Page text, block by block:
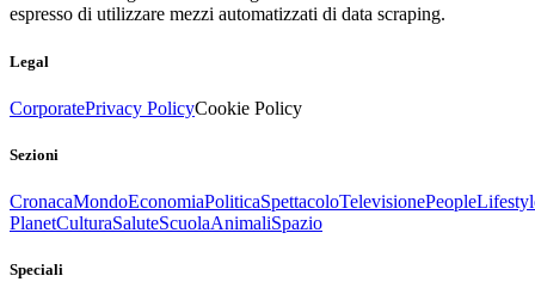
espresso di utilizzare mezzi automatizzati di data scraping.
Legal
CorporatePrivacy PolicyCookie Policy
Sezioni
CronacaMondoEconomiaPoliticaSpettacoloTelevisionePeople
PlanetCulturaSaluteScuolaAnimaliSpazio
Speciali